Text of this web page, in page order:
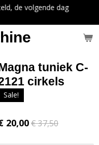
de volgende dag
tuniek C-
cirkels
Sale!
20,00€ 37,50